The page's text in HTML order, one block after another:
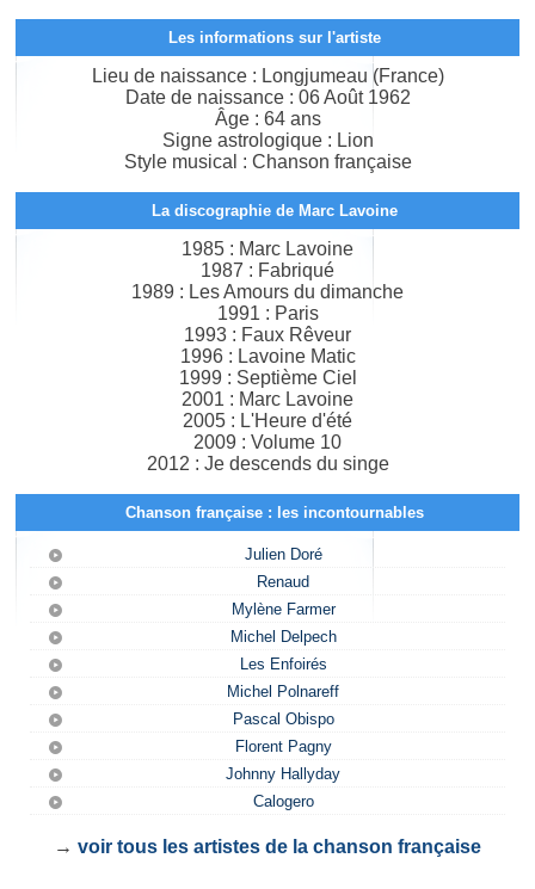
Les informations sur l'artiste
Lieu de naissance : Longjumeau (France)
Date de naissance : 06 Août 1962
Âge : 64 ans
Signe astrologique : Lion
Style musical : Chanson française
La discographie de Marc Lavoine
1985 : Marc Lavoine
1987 : Fabriqué
1989 : Les Amours du dimanche
1991 : Paris
1993 : Faux Rêveur
1996 : Lavoine Matic
1999 : Septième Ciel
2001 : Marc Lavoine
2005 : L'Heure d'été
2009 : Volume 10
2012 : Je descends du singe
Chanson française : les incontournables
Julien Doré
Renaud
Mylène Farmer
Michel Delpech
Les Enfoirés
Michel Polnareff
Pascal Obispo
Florent Pagny
Johnny Hallyday
Calogero
→ voir tous les artistes de la chanson française